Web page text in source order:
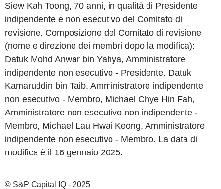
Siew Kah Toong, 70 anni, in qualità di Presidente
indipendente e non esecutivo del Comitato di
revisione. Composizione del Comitato di revisione
(nome e direzione dei membri dopo la modifica):
Datuk Mohd Anwar bin Yahya, Amministratore
indipendente non esecutivo - Presidente, Datuk
Kamaruddin bin Taib, Amministratore indipendente
non esecutivo - Membro, Michael Chye Hin Fah,
Amministratore non esecutivo non indipendente -
Membro, Michael Lau Hwai Keong, Amministratore
indipendente non esecutivo - Membro. La data di
modifica è il 16 gennaio 2025.
© S&P Capital IQ - 2025